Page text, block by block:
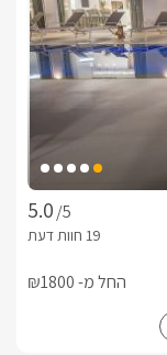
/5
החל מ- ₪1800